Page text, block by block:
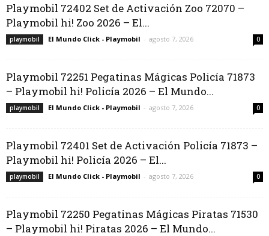
Playmobil 72402 Set de Activación Zoo 72070 –
Playmobil hi! Zoo 2026 – El...
playmobil El Mundo Click - Playmobil - agosto 7, 2026 0
Playmobil 72251 Pegatinas Mágicas Policía 71873
– Playmobil hi! Policía 2026 – El Mundo...
playmobil El Mundo Click - Playmobil - agosto 7, 2026 0
Playmobil 72401 Set de Activación Policía 71873 –
Playmobil hi! Policía 2026 – El...
playmobil El Mundo Click - Playmobil - agosto 7, 2026 0
Playmobil 72250 Pegatinas Mágicas Piratas 71530
– Playmobil hi! Piratas 2026 – El Mundo...